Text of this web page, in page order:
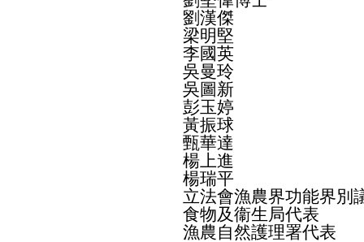
劉漢傑
梁明堅
李國英
吳曼玲
吳圖新
彭玉婷
黃振球
甄華達
楊上進
楊瑞平
立法會漁農界功能界別
食物及衞生局代表
漁農自然護理署代表